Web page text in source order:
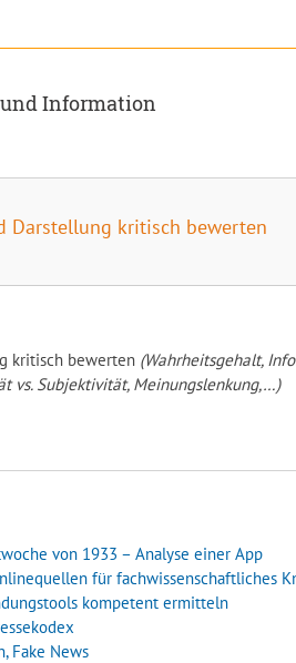
Information
Darstellung kritisch bewerten
kritisch bewerten (Wahrheitsgehalt,
vs. Subjektivität, Meinungslenkung,…)
von 1933 – Analyse einer App
für fachwissenschaftliches
kompetent ermitteln
Fake News